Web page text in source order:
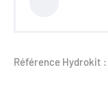
Référence Hydrokit :